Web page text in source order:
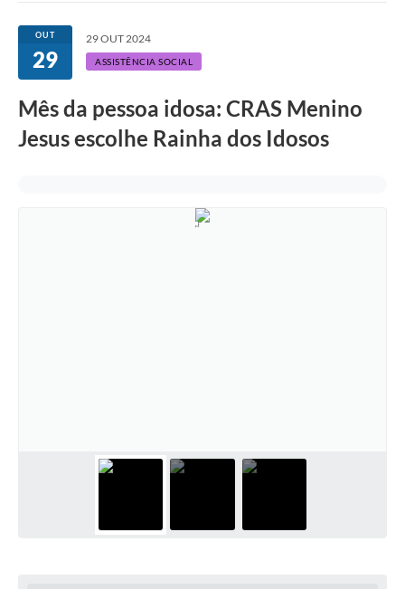
OUT
29
29 OUT 2024
ASSISTÊNCIA SOCIAL
Mês da pessoa idosa: CRAS Menino
Jesus escolhe Rainha dos Idosos